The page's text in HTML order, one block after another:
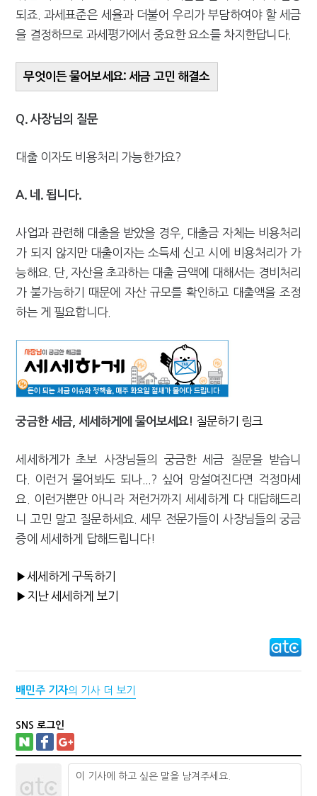
되죠. 과세표준은 세율과 더불어 우리가 부담하여야 할 세금
을 결정하므로 과세평가에서 중요한 요소를 차지한답니다.
무엇이든 물어보세요: 세금 고민 해결소
Q. 사장님의 질문
대출 이자도 비용처리 가능한가요?
A. 네. 됩니다.
사업과 관련해 대출을 받았을 경우, 대출금 자체는 비용처리
가 되지 않지만 대출이자는 소득세 신고 시에 비용처리가 가
능해요. 단, 자산을 초과하는 대출 금액에 대해서는 경비처리
가 불가능하기 때문에 자산 규모를 확인하고 대출액을 조정
하는 게 필요합니다.
궁금한 세금, 세세하게에 물어보세요! 질문하기 링크
세세하게가 초보 사장님들의 궁금한 세금 질문을 받습니
다. 이런거 물어봐도 되나...? 싶어 망설여진다면 걱정마세
요. 이런거뿐만 아니라 저런거까지 세세하게 다 대답해드리
니 고민 말고 질문하세요. 세무 전문가들이 사장님들의 궁금
증에 세세하게 답해드립니다!
▶세세하게 구독하기
▶지난 세세하게 보기
배민주 기자의 기사 더 보기
SNS 로그인